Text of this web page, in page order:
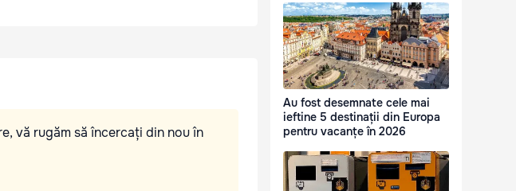
vă rugăm să încercați din nou în
Au fost desemnate cele mai
ieftine 5 destinații din Europa
pentru vacanțe în 2026